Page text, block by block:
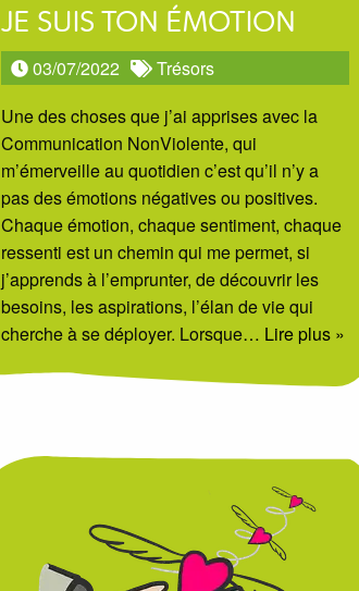
JE SUIS TON ÉMOTION
03/07/2022
Trésors
Une des choses que j’ai apprises avec la
Communication NonViolente, qui
m’émerveille au quotidien c’est qu’il n’y a
pas des émotions négatives ou positives.
Chaque émotion, chaque sentiment, chaque
ressenti est un chemin qui me permet, si
j’apprends à l’emprunter, de découvrir les
besoins, les aspirations, l’élan de vie qui
cherche à se déployer. Lorsque… Lire plus »